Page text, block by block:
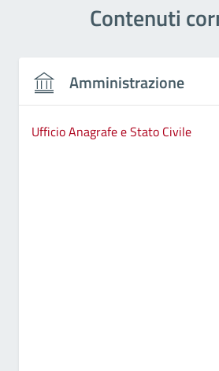
Contenuti
Amministrazione
Ufficio Anagrafe e Stato Civile